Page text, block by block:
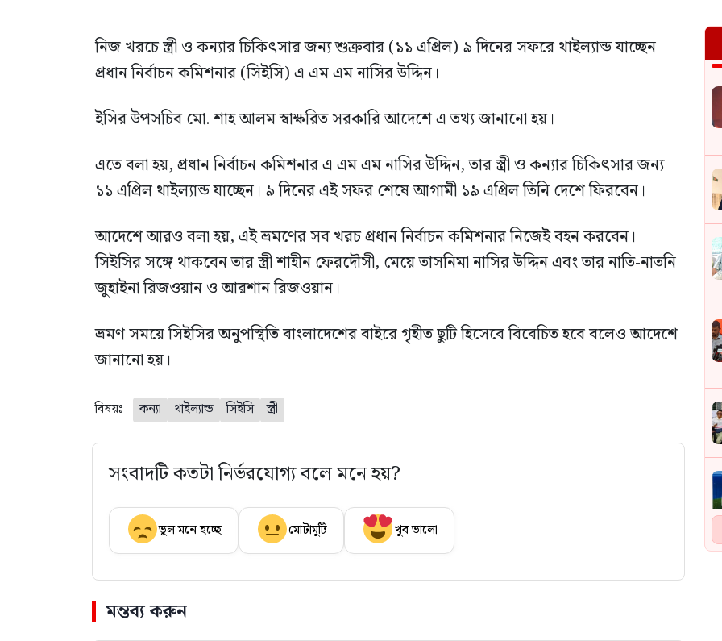
নিজ খরচে স্ত্রী ও কন্যার চিকিৎসার জন্য শুক্রবার (১১ এপ্রিল) ৯ দিনের সফরে থাইল্যান্ড যাচ্ছেন
প্রধান নির্বাচন কমিশনার (সিইসি) এ এম এম নাসির উদ্দিন।
ইসির উপসচিব মো. শাহ আলম স্বাক্ষরিত সরকারি আদেশে এ তথ্য জানানো হয়।
এতে বলা হয়, প্রধান নির্বাচন কমিশনার এ এম এম নাসির উদ্দিন, তার স্ত্রী ও কন্যার চিকিৎসার জন্য
১১ এপ্রিল থাইল্যান্ড যাচ্ছেন। ৯ দিনের এই সফর শেষে আগামী ১৯ এপ্রিল তিনি দেশে ফিরবেন।
আদেশে আরও বলা হয়, এই ভ্রমণের সব খরচ প্রধান নির্বাচন কমিশনার নিজেই বহন করবেন।
সিইসির সঙ্গে থাকবেন তার স্ত্রী শাহীন ফেরদৌসী, মেয়ে তাসনিমা নাসির উদ্দিন এবং তার নাতি-নাতনি
জুহাইনা রিজওয়ান ও আরশান রিজওয়ান।
ভ্রমণ সময়ে সিইসির অনুপস্থিতি বাংলাদেশের বাইরে গৃহীত ছুটি হিসেবে বিবেচিত হবে বলেও আদেশে
জানানো হয়।
বিষয়ঃ কন্যা থাইল্যান্ড সিইসি স্ত্রী
সংবাদটি কতটা নির্ভরযোগ্য বলে মনে হয়?
ভুল মনে হচ্ছে মোটামুটি খুব ভালো
মন্তব্য করুন